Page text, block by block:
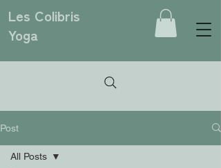
Les Colibris
Yoga
Post
All Posts